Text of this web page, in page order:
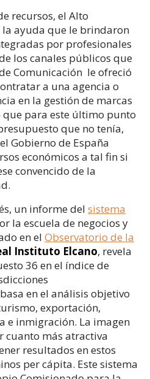
recursos, el Alto
ayuda que le brindaron
por profesionales
los canales públicos que
Comunicación le ofreció
a una agencia o
en la gestión de marcas
que para este último punto
que no tenía,
Gobierno de España
económicos a tal fin si
convencido de la
un informe del sistema
la escuela de negocios y
en el Observatorio de la
Instituto Elcano, revela
36 en el índice de
en el análisis objetivo
exportación,
e inmigración. La imagen
cuanto más atractiva
resultados en estos
per cápita. Este sistema